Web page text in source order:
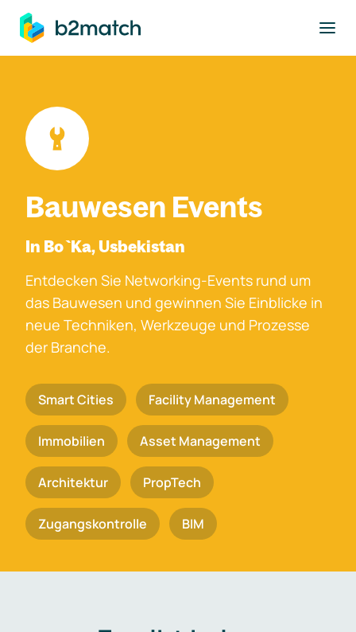
springen
Bauwesen Events
In Bo`Ka, Usbekistan
Entdecken Sie Networking-Events rund um
das Bauwesen und gewinnen Sie Einblicke in
neue Techniken, Werkzeuge und Prozesse
der Branche.
Smart Cities Facility Management
Immobilien Asset Management
Architektur PropTech
Zugangskontrolle BIM